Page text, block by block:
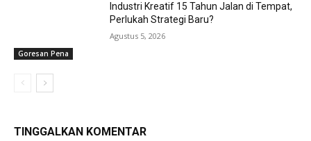
Goresan Pena
Industri Kreatif 15 Tahun Jalan di Tempat,
Perlukah Strategi Baru?
Agustus 5, 2026
TINGGALKAN KOMENTAR